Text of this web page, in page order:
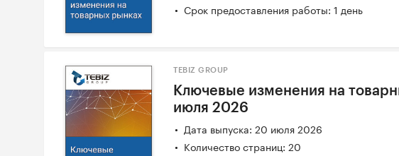
Срок предоставления работы: 1 день
TEBIZ GROUP
Ключевые изменения на
июля 2026
Дата выпуска: 20 июля 2026
Количество страниц: 20